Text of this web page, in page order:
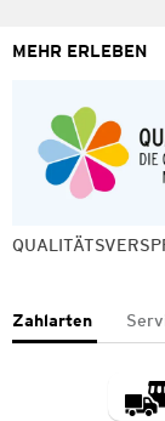
MEHR ERLEBEN
Zahlarten